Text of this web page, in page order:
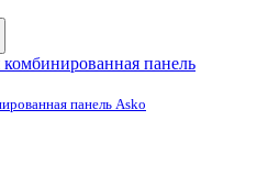
панель Asko